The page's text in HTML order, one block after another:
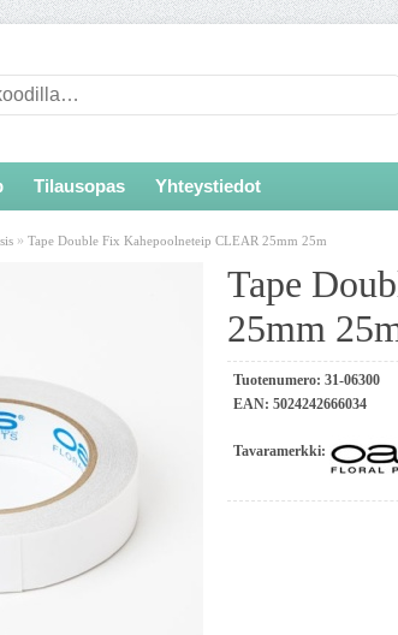
Tilausopas Yhteystiedot
» Tape Double Fix Kahepoolneteip CLEAR 25mm 25m
Tape
25mm
Tuotenumero: 31-06300
EAN: 5024242666034
Tavaramerkki: